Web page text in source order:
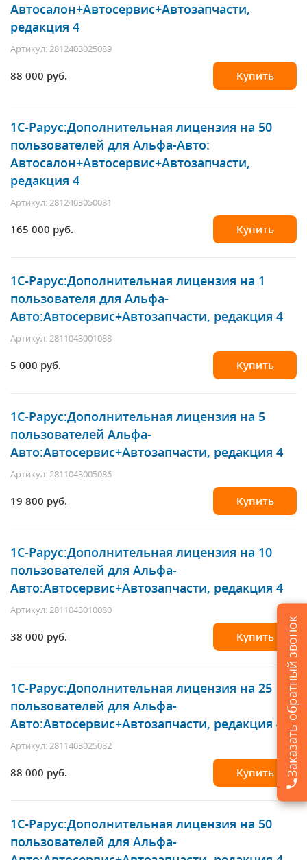
Автосалон+Автосервис+Автозапчасти,
редакция 4
Артикул: 2812403025089
88 000 руб. Купить
1С-Рарус:Дополнительная лицензия на 50
пользователей для Альфа-Авто:
Автосалон+Автосервис+Автозапчасти,
редакция 4
Артикул: 2812403050081
165 000 руб. Купить
1С-Рарус:Дополнительная лицензия на 1
пользователя для Альфа-
Авто:Автосервис+Автозапчасти, редакция 4
Артикул: 2811043001088
5 000 руб. Купить
1С-Рарус:Дополнительная лицензия на 5
пользователей Альфа-
Авто:Автосервис+Автозапчасти, редакция 4
Артикул: 2811043005086
19 800 руб. Купить
1С-Рарус:Дополнительная лицензия на 10
пользователей для Альфа-
Авто:Автосервис+Автозапчасти, редакция 4
Артикул: 2811043010080
38 000 руб. Купить
1С-Рарус:Дополнительная лицензия на 25
пользователей для Альфа-
Авто:Автосервис+Автозапчасти, редакция 4
Артикул: 2811403025082
88 000 руб. Купить
1С-Рарус:Дополнительная лицензия на 50
пользователей для Альфа-
Заказать обратный звонок